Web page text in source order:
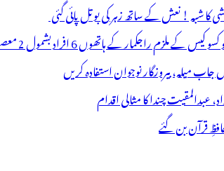
6 افراد بشمول 2 معصوم بچے کے قتل کی لرزہ خیز واردات
قرآن بن گئے